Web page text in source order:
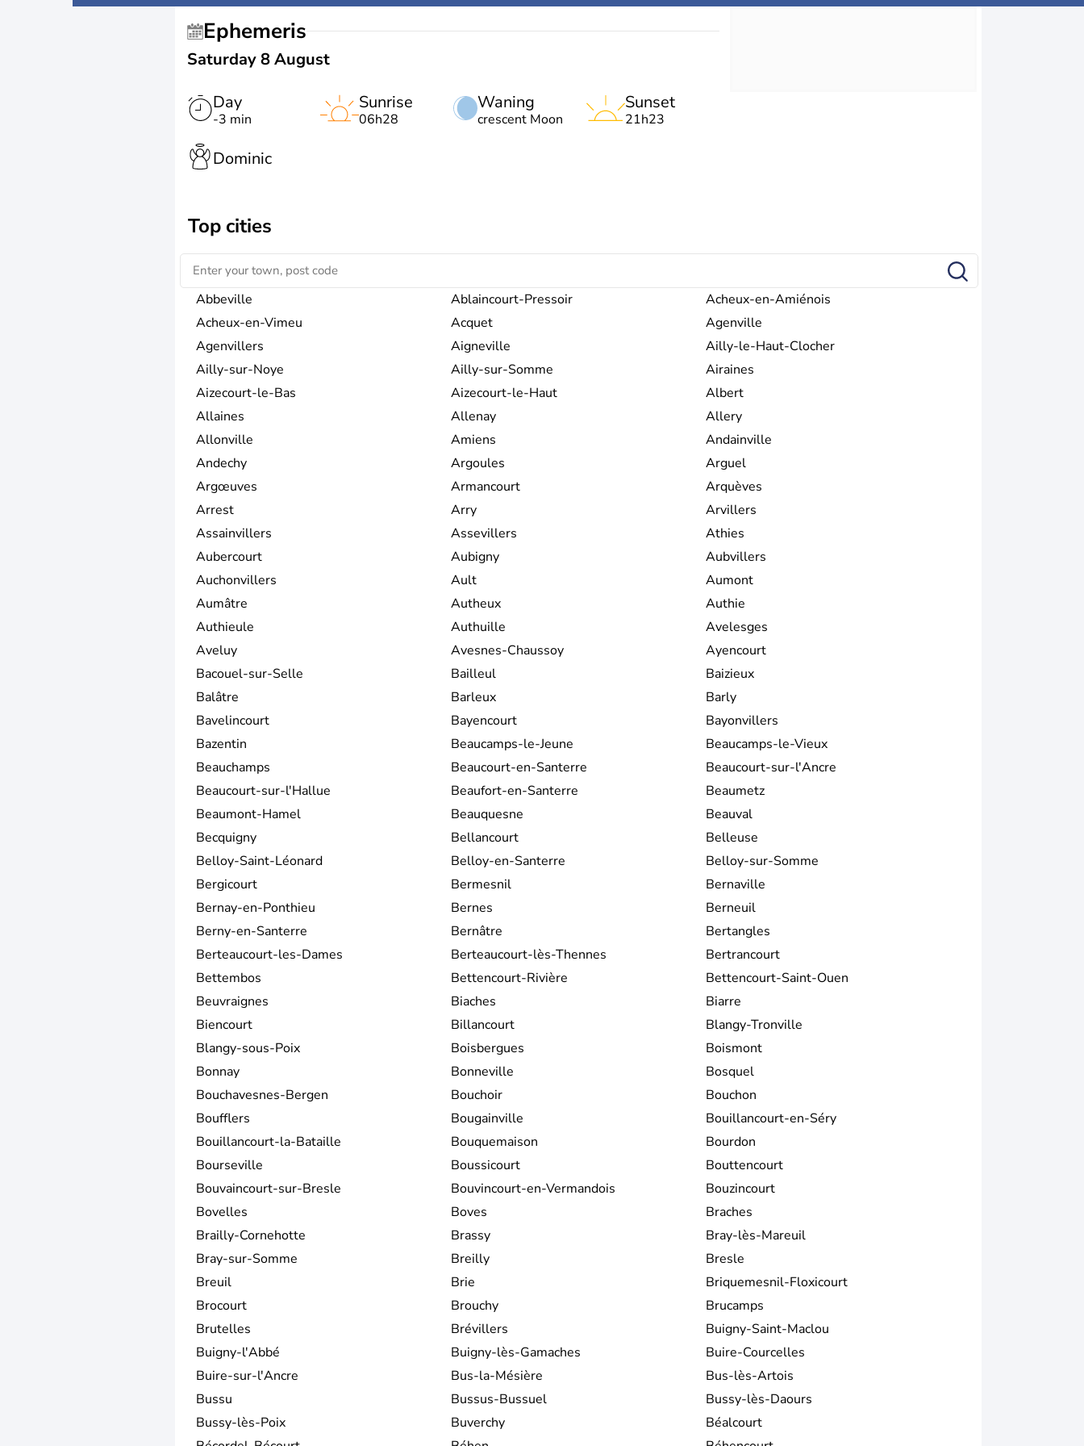
Ephemeris
Saturday 8 August
Day
-3 min
Waning
crescent Moon
Sunrise
06h28
Sunset
21h23
Dominic
Top cities
Abbeville Ablaincourt-Pressoir
Acheux-en-Amiénois
Acheux-en-Vimeu
Acquet
Agenville
Agenvillers
Aigneville
Ailly-le-Haut-Clocher
Ailly-sur-Noye
Ailly-sur-Somme
Airaines
Aizecourt-le-Bas
Aizecourt-le-Haut
Albert
Allaines
Allenay
Allery
Allonville
Amiens
Andainville
Andechy
Argoules
Arguel
Argœuves
Armancourt
Arquèves
Arrest
Arry
Arvillers
Assainvillers
Assevillers
Athies
Aubercourt
Aubigny
Aubvillers
Auchonvillers
Ault
Aumont
Aumâtre
Autheux
Authie
Authieule
Authuille
Avelesges
Aveluy
Avesnes-Chaussoy
Ayencourt
Bacouel-sur-Selle
Bailleul
Baizieux
Balâtre
Barleux
Barly
Bavelincourt
Bayencourt
Bayonvillers
Bazentin
Beaucamps-le-Jeune
Beaucamps-le-Vieux
Beauchamps
Beaucourt-en-Santerre
Beaucourt-sur-l'Ancre
Beaucourt-sur-l'Hallue
Beaufort-en-Santerre
Beaumetz
Beaumont-Hamel
Beauquesne
Beauval
Becquigny
Bellancourt
Belleuse
Belloy-Saint-Léonard
Belloy-en-Santerre
Belloy-sur-Somme
Bergicourt
Bermesnil
Bernaville
Bernay-en-Ponthieu
Bernes
Berneuil
Berny-en-Santerre
Bernâtre
Bertangles
Berteaucourt-les-Dames
Berteaucourt-lès-Thennes
Bertrancourt
Bettembos
Bettencourt-Rivière
Bettencourt-Saint-Ouen
Beuvraignes
Biaches
Biarre
Biencourt
Billancourt
Blangy-Tronville
Blangy-sous-Poix
Boisbergues
Boismont
Bonnay
Bonneville
Bosquel
Bouchavesnes-Bergen
Bouchoir
Bouchon
Boufflers
Bougainville
Bouillancourt-en-Séry
Bouillancourt-la-Bataille
Bouquemaison
Bourdon
Bourseville
Boussicourt
Bouttencourt
Bouvaincourt-sur-Bresle
Bouvincourt-en-Vermandois
Bouzincourt
Bovelles
Boves
Braches
Brailly-Cornehotte
Brassy
Bray-lès-Mareuil
Bray-sur-Somme
Breilly
Bresle
Breuil
Brie
Briquemesnil-Floxicourt
Brocourt
Brouchy
Brucamps
Brutelles
Brévillers
Buigny-Saint-Maclou
Buigny-l'Abbé
Buigny-lès-Gamaches
Buire-Courcelles
Buire-sur-l'Ancre
Bus-la-Mésière
Bus-lès-Artois
Bussu
Bussus-Bussuel
Bussy-lès-Daours
Bussy-lès-Poix
Buverchy
Béalcourt